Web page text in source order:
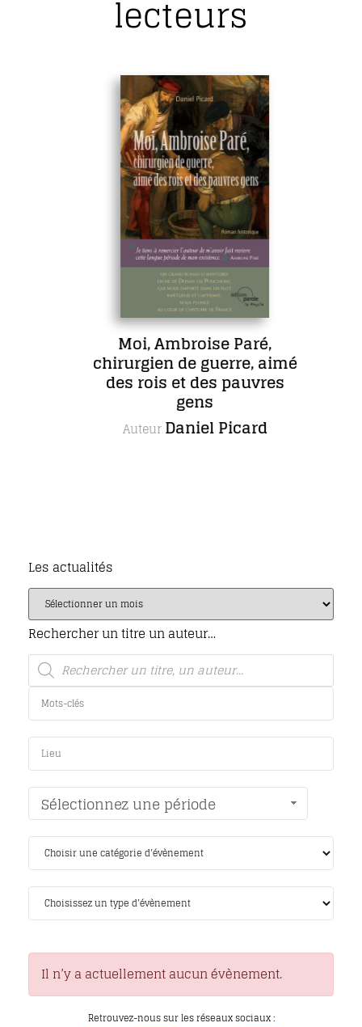
lecteurs
Moi, Ambroise Paré,
chirurgien de guerre, aimé
des rois et des pauvres
gens
AuteurDaniel Picard
Les actualités
Rechercher un titre un auteur…
Sélectionnez une période
Il n’y a actuellement aucun évènement.
Retrouvez-nous sur les réseaux sociaux :